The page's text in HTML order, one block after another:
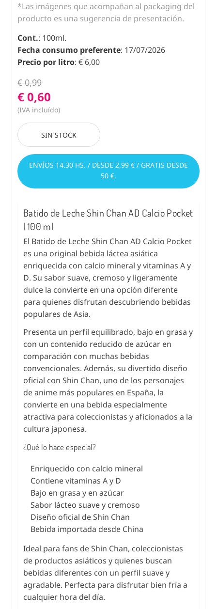
*Las imágenes que acompañan al packaging del
producto es una sugerencia de presentación.
Cont.: 100ml.
Fecha consumo preferente: 17/07/2026
Precio por litro: € 6,00
€ 0,99
€ 0,60
(IVA incluído)
SIN STOCK
ENVÍOS 14.30 HS. / DESDE 2,99 € / GRATIS DESDE
50 €.
Batido de Leche Shin Chan AD Calcio Pocket
| 100 ml
El Batido de Leche Shin Chan AD Calcio Pocket
es una original bebida láctea asiática
enriquecida con calcio mineral y vitaminas A y
D. Su sabor suave, cremoso y ligeramente
dulce la convierte en una opción diferente
para quienes disfrutan descubriendo bebidas
populares de Asia.
Presenta un perfil equilibrado, bajo en grasa y
con un contenido reducido de azúcar en
comparación con muchas bebidas
convencionales. Además, su divertido diseño
oficial con Shin Chan, uno de los personajes
de anime más populares en España, la
convierte en una bebida especialmente
atractiva para coleccionistas y aficionados a la
cultura japonesa.
¿Qué lo hace especial?
Enriquecido con calcio mineral
Contiene vitaminas A y D
Bajo en grasa y en azúcar
Sabor lácteo suave y cremoso
Diseño oficial de Shin Chan
Bebida importada desde China
Ideal para fans de Shin Chan, coleccionistas
de productos asiáticos y quienes buscan
bebidas diferentes con un perfil suave y
agradable. Perfecta para disfrutar bien fría a
cualquier hora del día.